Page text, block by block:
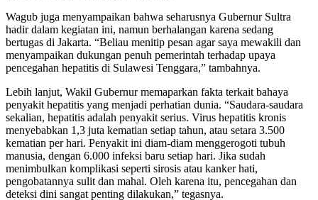
Wagub juga menyampaikan bahwa seharusnya Gubernur Sultra
hadir dalam kegiatan ini, namun berhalangan karena sedang
bertugas di Jakarta. “Beliau menitip pesan agar saya mewakili dan
menyampaikan dukungan penuh pemerintah terhadap upaya
pencegahan hepatitis di Sulawesi Tenggara,” tambahnya.
Lebih lanjut, Wakil Gubernur memaparkan fakta terkait bahaya
penyakit hepatitis yang menjadi perhatian dunia. “Saudara-saudara
sekalian, hepatitis adalah penyakit serius. Virus hepatitis kronis
menyebabkan 1,3 juta kematian setiap tahun, atau setara 3.500
kematian per hari. Penyakit ini diam-diam menggerogoti tubuh
manusia, dengan 6.000 infeksi baru setiap hari. Jika sudah
menimbulkan komplikasi seperti sirosis atau kanker hati,
pengobatannya sulit dan mahal. Oleh karena itu, pencegahan dan
deteksi dini sangat penting dilakukan,” tegasnya.